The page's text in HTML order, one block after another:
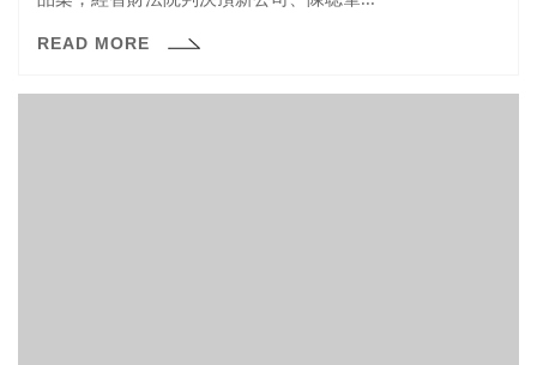
READ MORE